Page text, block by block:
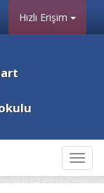
Hızlı Erişim